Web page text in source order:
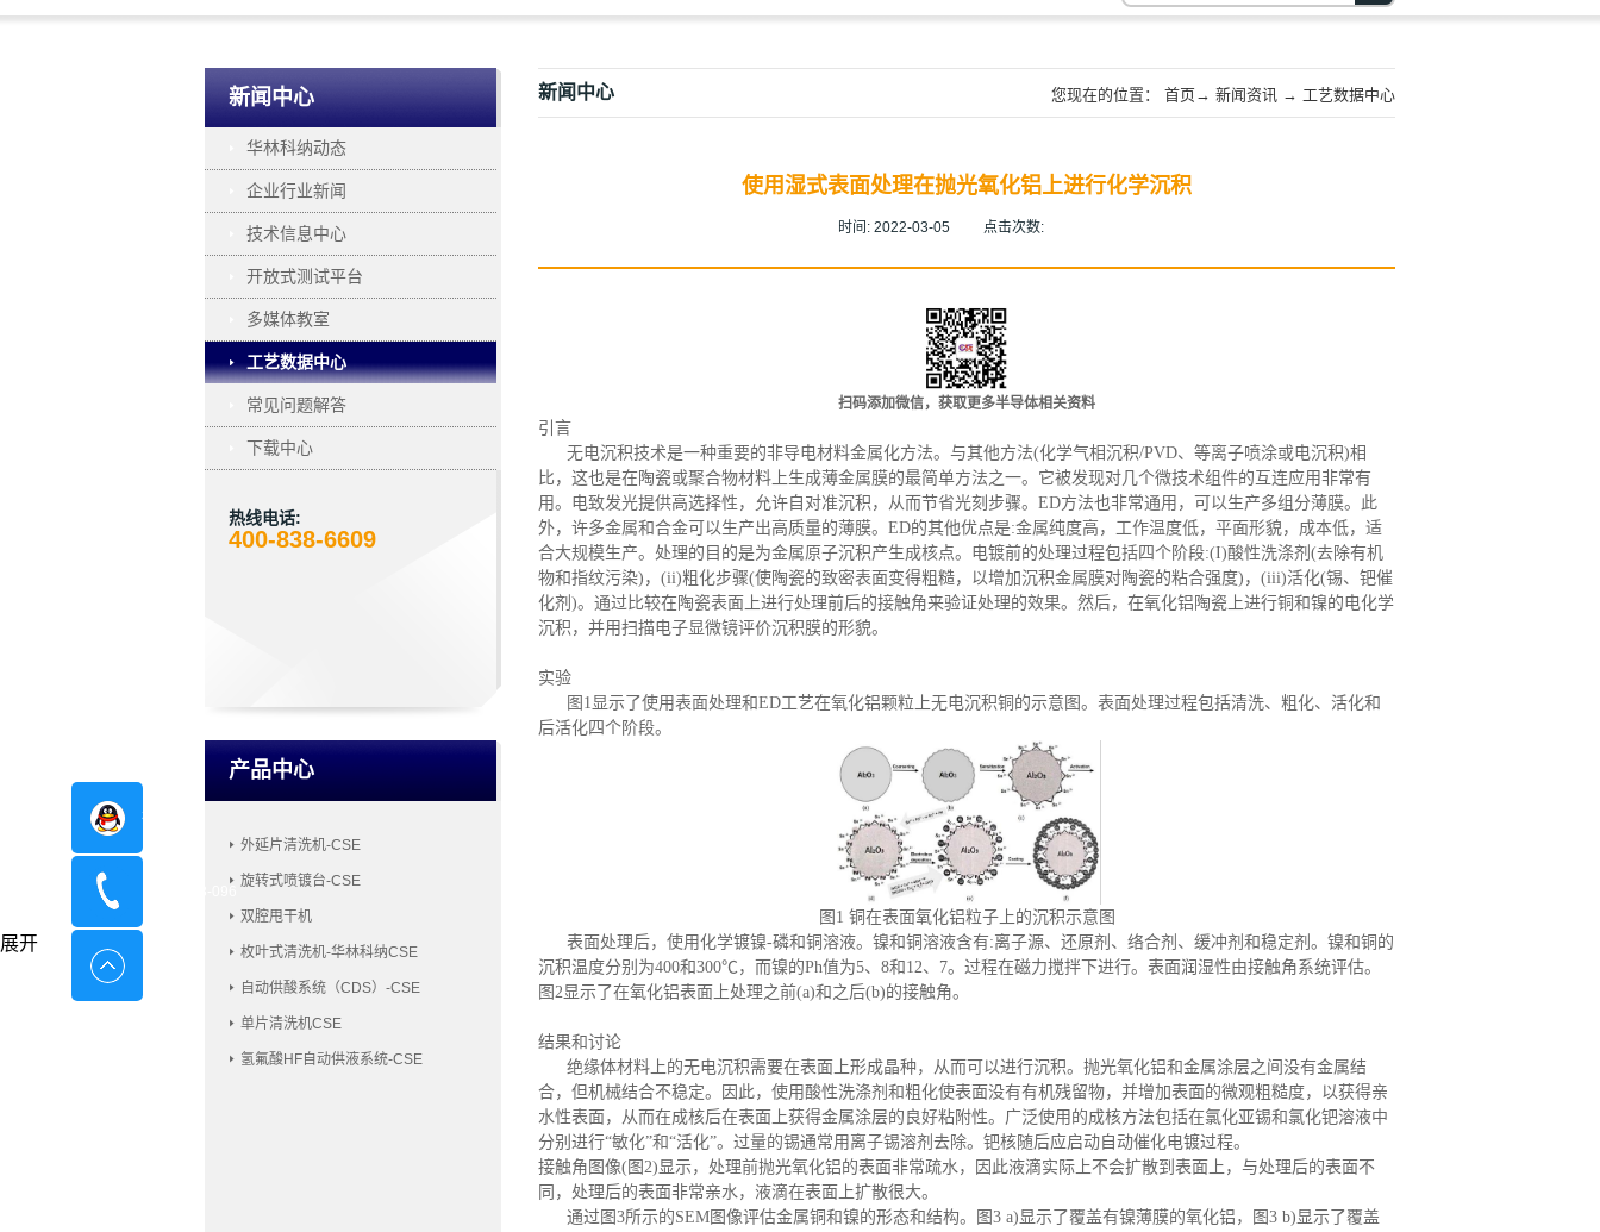
新闻中心
华林科纳动态
企业行业新闻
技术信息中心
开放式测试平台
多媒体教室
工艺数据中心
常见问题解答
下载中心
热线电话:
400-838-6609
产品中心
外延片清洗机-CSE
旋转式喷镀台-CSE
双腔甩干机
枚叶式清洗机-华林科纳CSE
自动供酸系统（CDS）-CSE
单片清洗机CSE
氢氟酸HF自动供液系统-CSE
新闻中心 您现在的位置： 首页→ 新闻资讯 → 工艺数据中心
使用湿式表面处理在抛光氧化铝上进行化学沉积
时间: 2022-03-05 点击次数:
扫码添加微信，获取更多半导体相关资料
引言
无电沉积技术是一种重要的非导电材料金属化方法。与其他方法(化学气相沉积/PVD、等离子喷涂或电沉积)相
比，这也是在陶瓷或聚合物材料上生成薄金属膜的最简单方法之一。它被发现对几个微技术组件的互连应用非常有
用。电致发光提供高选择性，允许自对准沉积，从而节省光刻步骤。ED方法也非常通用，可以生产多组分薄膜。此
外，许多金属和合金可以生产出高质量的薄膜。ED的其他优点是:金属纯度高，工作温度低，平面形貌，成本低，适
合大规模生产。处理的目的是为金属原子沉积产生成核点。电镀前的处理过程包括四个阶段:(I)酸性洗涤剂(去除有机
物和指纹污染)，(ii)粗化步骤(使陶瓷的致密表面变得粗糙，以增加沉积金属膜对陶瓷的粘合强度)，(iii)活化(锡、钯催
化剂)。通过比较在陶瓷表面上进行处理前后的接触角来验证处理的效果。然后，在氧化铝陶瓷上进行铜和镍的电化学
沉积，并用扫描电子显微镜评价沉积膜的形貌。
实验
图 1显示了使用表面处理和ED工艺在氧化铝颗粒上无电沉积铜的示意图。表面处理过程包括清洗、粗化、活化和
后活化四个阶段。
图 1 铜在表面氧化铝粒子上的沉积示意图
表面处理后，使用化学镀镍-磷和铜溶液。镍和铜溶液含有:离子源、还原剂、络合剂、缓冲剂和稳定剂。镍和铜的
沉积温度分别为400和300℃，而镍的Ph值为5、8和12、7。过程在磁力搅拌下进行。表面润湿性由接触角系统评估。
图2显示了在氧化铝表面上处理之前(a)和之后(b)的接触角。
结果和讨论
绝缘体材料上的无电沉积需要在表面上形成晶种，从而可以进行沉积。抛光氧化铝和金属涂层之间没有金属结
合，但机械结合不稳定。因此，使用酸性洗涤剂和粗化使表面没有有机残留物，并增加表面的微观粗糙度，以获得亲
水性表面，从而在成核后在表面上获得金属涂层的良好粘附性。广泛使用的成核方法包括在氯化亚锡和氯化钯溶液中
分别进行“敏化”和“活化”。过量的锡通常用离子锡溶剂去除。钯核随后应启动自动催化电镀过程。
接触角图像(图2)显示，处理前抛光氧化铝的表面非常疏水，因此液滴实际上不会扩散到表面上，与处理后的表面不
同，处理后的表面非常亲水，液滴在表面上扩散很大。
通过图3所示的SEM图像评估金属铜和镍的形态和结构。图3 a)显示了覆盖有镍薄膜的氧化铝，图3 b)显示了覆盖
在线咨询
展开